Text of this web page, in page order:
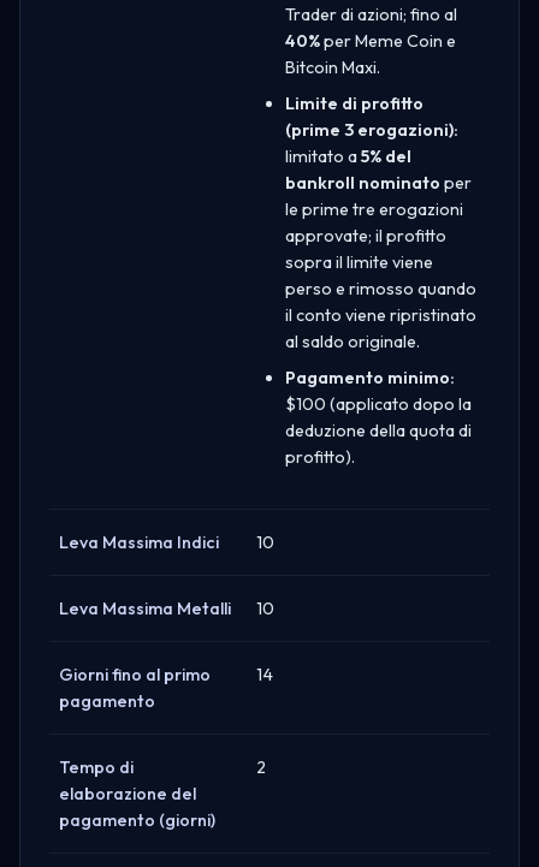
Trader di azioni; fino al
40%per Meme Coin e
Bitcoin Maxi.
Limite di profitto
(prime 3 erogazioni):
limitato a5% del
bankroll nominato per
le prime tre erogazioni
approvate; il profitto
sopra il limite viene
perso e rimosso quando
il conto viene ripristinato
al saldo originale.
Pagamento minimo:
$100 (applicato dopo la
deduzione della quota di
profitto).
Leva Massima Indici 10
Leva Massima Metalli 10
Giorni fino al primo
pagamento
14
Tempo di
elaborazione del
pagamento (giorni)
2